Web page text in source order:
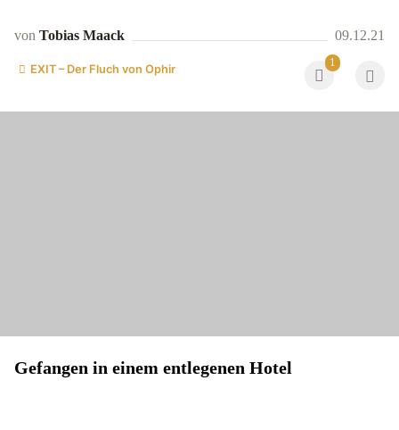
von Tobias Maack 09.12.21
EXIT – Der Fluch von Ophir 1
Gefangen in einem entlegenen Hotel